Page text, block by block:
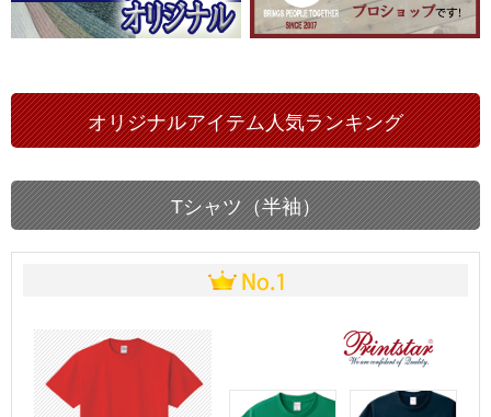
オリジナルアイテム人気ランキング
Tシャツ（半袖）